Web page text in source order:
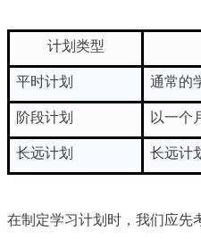
计划类型
平时计划 通常的
阶段计划 以一个
长远计划 长远计
在制定学习计划时，我们应先